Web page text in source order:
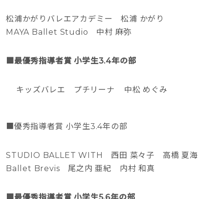
松浦かがりバレエアカデミー 松浦 かがり
MAYA Ballet Studio 中村 麻弥
■最優秀指導者賞 小学生3.4年の部
キッズバレエ プチリーナ 中松 めぐみ
■優秀指導者賞 小学生3.4年の部
STUDIO BALLET WITH 西田 菜々子 高橋 夏海
Ballet Brevis 尾之内 亜紀 内村 和真